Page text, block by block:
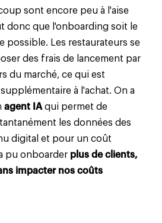
sont encore peu à l'aise
donc que l'onboarding soit le
possible. Les restaurateurs se
des frais de lancement par
du marché, ce qui est
à l'achat. On a
agent IAqui permet de
les données des
digital et pour un coût
pu onboarder plus de clients,
impacter nos coûts